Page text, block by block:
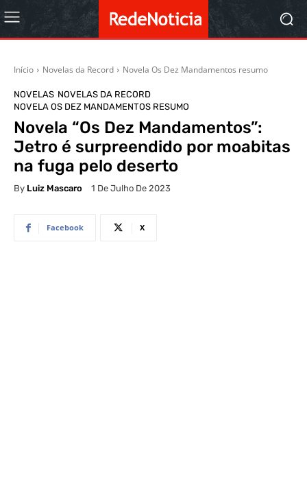
Início Novelas da Record Novela Os Dez Mandamentos resumo
NOVELAS NOVELAS DA RECORD
NOVELA OS DEZ MANDAMENTOS RESUMO
Novela “Os Dez Mandamentos”:
Jetro é surpreendido por moabitas
na fuga pelo deserto
By Luiz Mascaro 1 De Julho De 2023
Facebook X